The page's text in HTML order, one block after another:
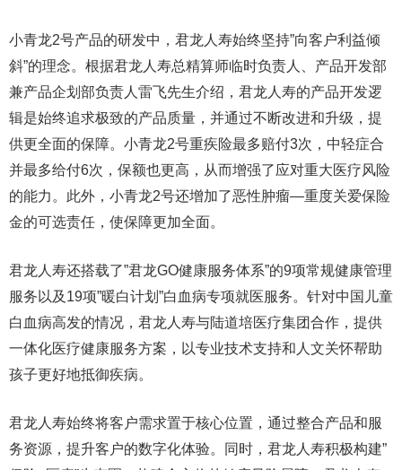
小青龙2号产品的研发中，君龙人寿始终坚持”向客户利益倾
斜”的理念。根据君龙人寿总精算师临时负责人、产品开发部
兼产品企划部负责人雷飞先生介绍，君龙人寿的产品开发逻
辑是始终追求极致的产品质量，并通过不断改进和升级，提
供更全面的保障。小青龙2号重疾险最多赔付3次，中轻症合
并最多给付6次，保额也更高，从而增强了应对重大医疗风险
的能力。此外，小青龙2号还增加了恶性肿瘤—重度关爱保险
金的可选责任，使保障更加全面。
君龙人寿还搭载了”君龙GO健康服务体系”的9项常规健康管理
服务以及19项”暖白计划”白血病专项就医服务。针对中国儿童
白血病高发的情况，君龙人寿与陆道培医疗集团合作，提供
一体化医疗健康服务方案，以专业技术支持和人文关怀帮助
孩子更好地抵御疾病。
君龙人寿始终将客户需求置于核心位置，通过整合产品和服
务资源，提升客户的数字化体验。同时，君龙人寿积极构建”